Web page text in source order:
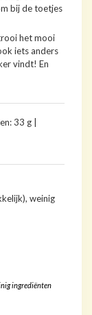
bij de toetjes
het mooi
iets anders
vindt! En
33 g |
weinig
ingrediënten